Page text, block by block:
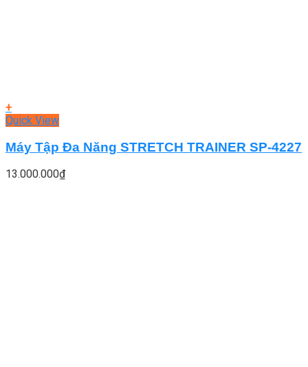
+
Quick View
Máy Tập Đa Năng STRETCH TRAINER SP-4227
13.000.000₫